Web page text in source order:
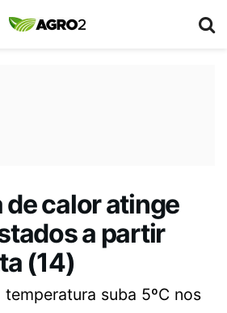
de calor atinge
a partir
(14)
suba 5ºC nos